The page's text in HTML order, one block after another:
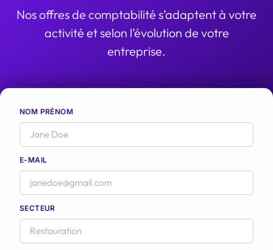
Nos offres de comptabilité s’adaptent à votre
activité et selon l’évolution de votre
entreprise.
NOM PRÉNOM
E-MAIL
SECTEUR